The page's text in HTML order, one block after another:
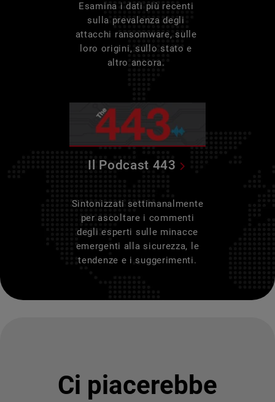
Esamina i dati più recenti
sulla prevalenza degli
attacchi ransomware, sulle
loro origini, sullo stato e
altro ancora.
Il Podcast 443
Sintonizzati settimanalmente
per ascoltare i commenti
degli esperti sulle minacce
emergenti alla sicurezza, le
tendenze e i suggerimenti.
Ci piacerebbe